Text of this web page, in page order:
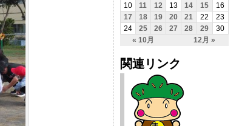
« 10月 12月 »
10
11 12 13 14 15
16
17
18 19 20 21 22
23
24
25 26 27 28 29 30
関連リンク